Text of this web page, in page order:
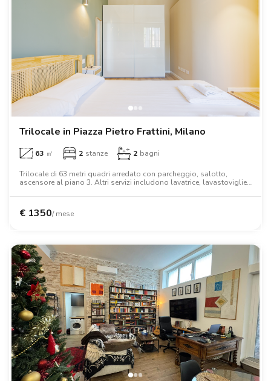
Trilocale in Piazza Pietro Frattini, Milano
63 ㎡ 2 stanze 2 bagni
Trilocale di 63 metri quadri arredato con parcheggio, salotto,
ascensore al piano 3. Altri servizi includono lavatrice, lavastoviglie,
armadio.
€ 1350/ mese